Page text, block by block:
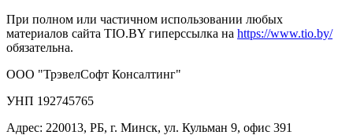
При полном или частичном использовании любых
материалов сайта TIO.BY гиперссылка на https://www.tio.by/
обязательна.
ООО "ТрэвелСофт Консалтинг"
УНП 192745765
Адрес: 220013, РБ, г. Минск, ул. Кульман 9, офис 391